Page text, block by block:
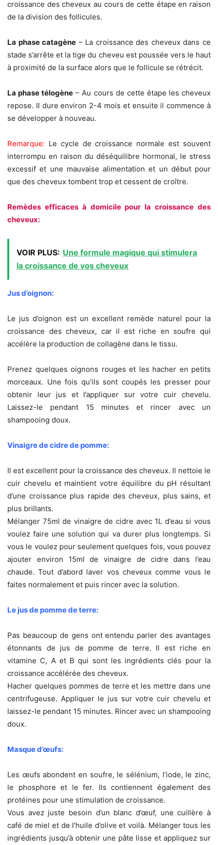
croissance des cheveux au cours de cette étape en raison
de la division des follicules.
La phase catagène – La croissance des cheveux dans ce
stade s’arrête et la tige du cheveu est poussée vers le haut
à proximité de la surface alors que le follicule se rétrécit.
La phase télogène – Au cours de cette étape les cheveux
repose. Il dure environ 2-4 mois et ensuite il commence à
se développer à nouveau.
Remarque: Le cycle de croissance normale est souvent
interrompu en raison du déséquilibre hormonal, le stress
excessif et une mauvaise alimentation et un début pour
que des cheveux tombent trop et cessent de croître.
Remèdes efficaces à domicile pour la croissance des
cheveux:
VOIR PLUS: Une formule magique qui stimulera
la croissance de vos cheveux
Jus d’oignon:
Le jus d’oignon est un excellent remède naturel pour la
croissance des cheveux, car il est riche en soufre qui
accélère la production de collagène dans le tissu.
Prenez quelques oignons rouges et les hacher en petits
morceaux. Une fois qu’ils sont coupés les presser pour
obtenir leur jus et l’appliquer sur votre cuir chevelu.
Laissez-le pendant 15 minutes et rincer avec un
shampooing doux.
Vinaigre de cidre de pomme:
Il est excellent pour la croissance des cheveux. Il nettoie le
cuir chevelu et maintient votre équilibre du pH résultant
d’une croissance plus rapide des cheveux, plus sains, et
plus brillants.
Mélanger 75ml de vinaigre de cidre avec 1L d’eau si vous
voulez faire une solution qui va durer plus longtemps. Si
vous le voulez pour seulement quelques fois, vous pouvez
ajouter environ 15ml de vinaigre de cidre dans l’eau
chaude. Tout d’abord laver vos cheveux comme vous le
faites normalement et puis rincer avec la solution.
Le jus de pomme de terre:
Pas beaucoup de gens ont entendu parler des avantages
étonnants de jus de pomme de terre. Il est riche en
vitamine C, A et B qui sont les ingrédients clés pour la
croissance accélérée des cheveux.
Hacher quelques pommes de terre et les mettre dans une
centrifugeuse. Appliquer le jus sur votre cuir chevelu et
laissez-le pendant 15 minutes. Rincer avec un shampooing
doux.
Masque d’œufs:
Les œufs abondent en soufre, le sélénium, l’iode, le zinc,
le phosphore et le fer. Ils contiennent également des
protéines pour une stimulation de croissance.
Vous avez juste besoin d’un blanc d’œuf, une cuillère à
café de miel et de l’huile d’olive et voilà. Mélanger tous les
ingrédients jusqu’à obtenir une pâte lisse et appliquez sur